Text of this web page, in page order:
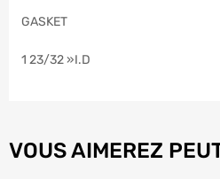
GASKET
1 23/32 »I.D
VOUS AIMEREZ